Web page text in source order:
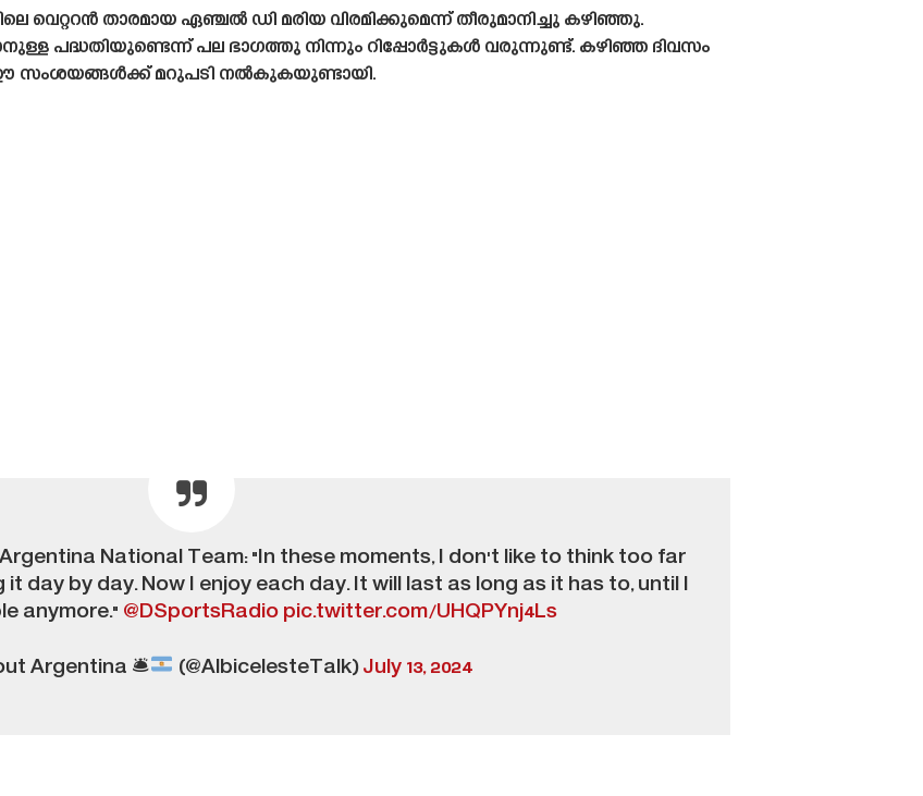
വെറ്ററൻ താരമായ ഏഞ്ചൽ ഡി മരിയ വിരമിക്കുമെന്ന് തീരുമാനിച്ചു കഴിഞ്ഞു.
പദ്ധതിയുണ്ടെന്ന് പല ഭാഗത്തു നിന്നും റിപ്പോർട്ടുകൾ വരുന്നുണ്ട്. കഴിഞ്ഞ ദിവസം
സംശയങ്ങൾക്ക് മറുപടി നൽകുകയുണ്ടായി.
National Team: "In these moments, I don't like to think too far
day by day. Now I enjoy each day. It will last as long as it has to, until I
anymore." @DSportsRadio pic.twitter.com/UHQPYnj4Ls
Argentina 🛎 (@AlbicelesteTalk)July 13, 2024